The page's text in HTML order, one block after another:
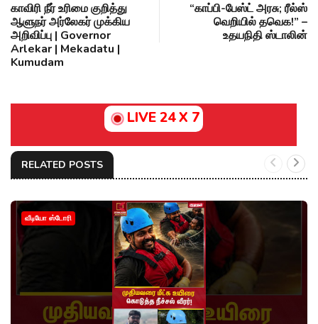
காவிரி நீர் உரிமை குறித்து
ஆளுநர் அர்லேகர் முக்கிய
அறிவிப்பு | Governor
Arlekar | Mekadatu |
Kumudam
“காப்பி-பேஸ்ட் அரசு; ரீல்ஸ்
வெறியில் தவெக!” –
உதயநிதி ஸ்டாலின்
LIVE 24 X 7
RELATED POSTS
வீடியோ ஸ்டோரி